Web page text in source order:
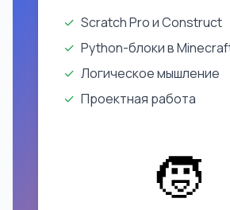
✓ Scratch Pro и Construct
✓ Python-блоки в
✓ Логическое мышление
✓ Проектная работа
🧒